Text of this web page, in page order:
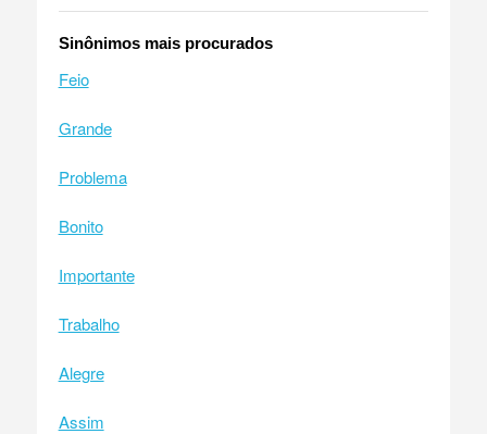
Sinônimos mais procurados
Feio
Grande
Problema
Bonito
Importante
Trabalho
Alegre
Assim